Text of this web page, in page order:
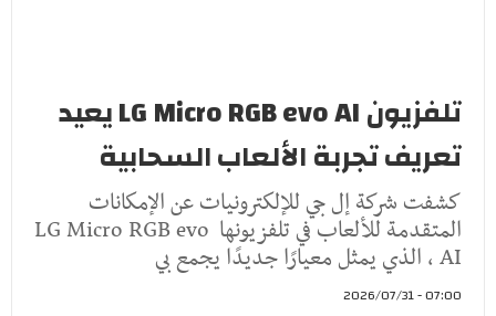
تلفزيون LG Micro RGB evo AI يعيد
تعريف تجربة الألعاب السحابية
كشفت شركة إل جي للإلكترونيات عن الإمكانات
المتقدمة للألعاب في تلفزيونها LG Micro RGB evo
AI ، الذي يمثل معيارًا جديدًا يجمع بي
07:00 - 2026/07/31